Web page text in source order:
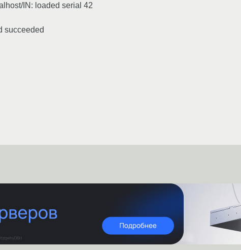
IN: loaded serial 42
succeeded